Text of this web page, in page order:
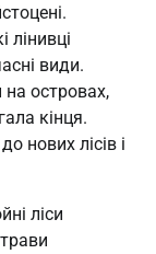
лінивці
види.
на островах,
кінця.
нових лісів і
ліси